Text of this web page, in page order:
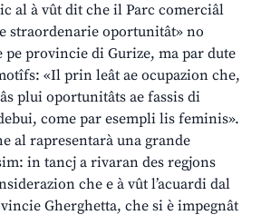
al à vût dit che il Parc comerciâl
straordenarie oportunitât» no
pe provincie di Gurize, ma par dute
«Il prin leât ae ocupazion che,
plui oportunitâts ae fassis di
come par esempli lis feminis».
al rapresentarà una grande
in tancj a rivaran des regjons
che e à vût l’acuardi dal
Gherghetta, che si è impegnât